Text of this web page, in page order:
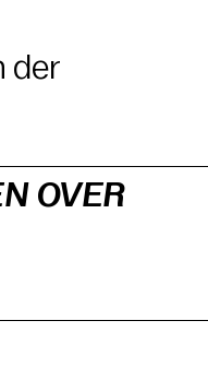
der
OVER